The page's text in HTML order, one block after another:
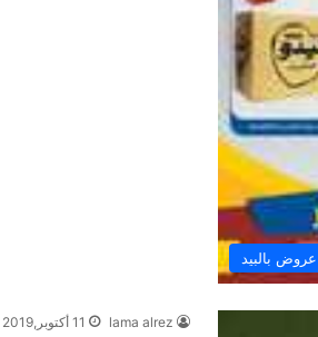
عروض بالبيد
lama alrez 11 أكتوبر,2019